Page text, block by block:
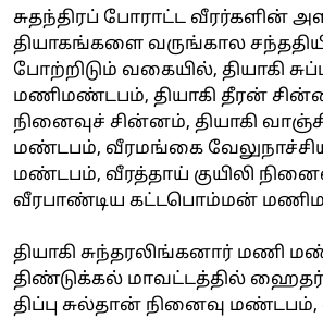
சுதந்திரப் போராட்ட வீரர்களின்
தியாகங்களை வருங்கால
போற்றிடும் வகையில், தியாகி
மணிமண்டபம், தியாகி தீரன்
நினைவுச் சின்னம், தியாகி
மண்டபம், வீரமங்கை
மண்டபம், வீரத்தாய் குயிலி
வீரபாண்டிய கட்டபொம்மன்
தியாகி சுந்தரலிங்கனார் மணி
திண்டுக்கல் மாவட்டத்தில் ஹைதர்
திப்பு சுல்தான் நினைவு